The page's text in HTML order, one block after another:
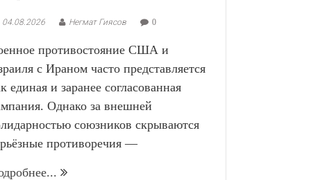
04.08.2026 Негмат Гиясов 0
противостояние США и
с Ираном часто представляется
единая и заранее согласованная
Однако за внешней
союзников скрываются
противоречия —